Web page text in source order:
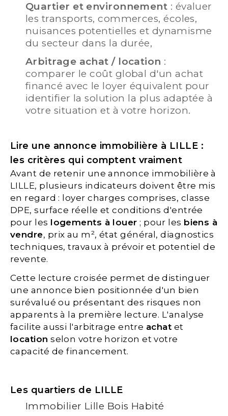
Quartier et environnement : évaluer
les transports, commerces, écoles,
nuisances potentielles et dynamisme
du secteur dans la durée,
Arbitrage achat / location :
comparer le coût global d'un achat
financé avec le loyer équivalent pour
identifier la solution la plus adaptée à
votre situation et à votre horizon.
Lire une annonce immobilière à LILLE :
les critères qui comptent vraiment
Avant de retenir une annonce immobilière à
LILLE, plusieurs indicateurs doivent être mis
en regard : loyer charges comprises, classe
DPE, surface réelle et conditions d'entrée
pour les logements à louer ; pour les biens à
vendre, prix au m², état général, diagnostics
techniques, travaux à prévoir et potentiel de
revente.
Cette lecture croisée permet de distinguer
une annonce bien positionnée d'un bien
surévalué ou présentant des risques non
apparents à la première lecture. L'analyse
facilite aussi l'arbitrage entre achat et
location selon votre horizon et votre
capacité de financement.
Les quartiers de LILLE
Immobilier Lille Bois Habité